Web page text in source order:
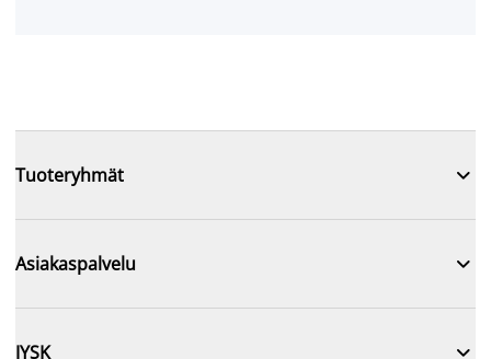
Tuoteryhmät 
Asiakaspalvelu 
JYSK 